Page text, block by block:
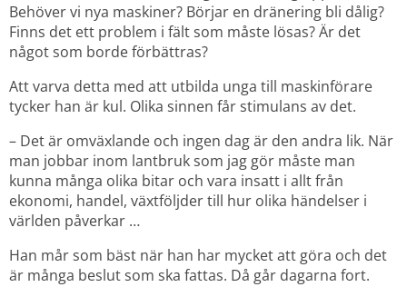
Behöver vi nya maskiner? Börjar en dränering bli dålig?
Finns det ett problem i fält som måste lösas? Är det
något som borde förbättras?
Att varva detta med att utbilda unga till maskinförare
tycker han är kul. Olika sinnen får stimulans av det.
– Det är omväxlande och ingen dag är den andra lik. När
man jobbar inom lantbruk som jag gör måste man
kunna många olika bitar och vara insatt i allt från
ekonomi, handel, växtföljder till hur olika händelser i
världen påverkar …
Han mår som bäst när han har mycket att göra och det
är många beslut som ska fattas. Då går dagarna fort.